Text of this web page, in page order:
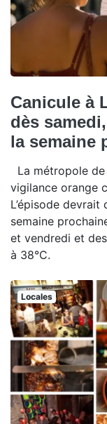
Canicule à
dès
la semaine
La métropole
vigilance orange
L’épisode devrait
semaine
et vendredi et
à 38°C.
Locales